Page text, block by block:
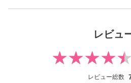
コンタクトレンズブランドです。
ちゅるんと盛れる裸眼風やナチュ盛
SNSでもばっちり映えてそれどこの
レビュ
レビュー総数